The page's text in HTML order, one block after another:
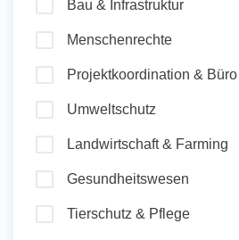
Initiativbewerbung
Bau & Infrastruktur
Menschenrechte
Projektkoordination & Büro
Umweltschutz
Landwirtschaft & Farming
Gesundheitswesen
Tierschutz & Pflege